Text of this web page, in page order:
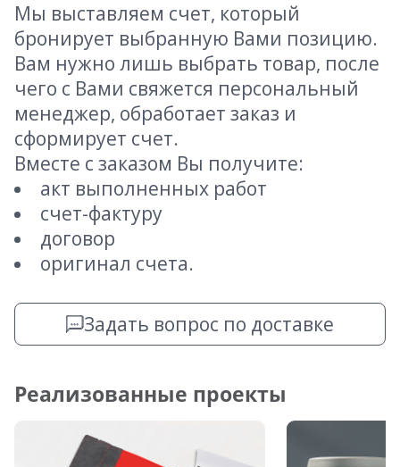
Мы выставляем счет, который
бронирует выбранную Вами позицию.
Вам нужно лишь выбрать товар, после
чего с Вами свяжется персональный
менеджер, обработает заказ и
сформирует счет.
Вместе с заказом Вы получите:
акт выполненных работ
счет-фактуру
договор
оригинал счета.
Задать вопрос по доставке
Реализованные проекты